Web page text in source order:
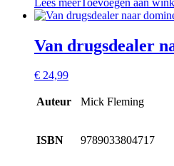
Van drugsdealer
€ 24,99
Auteur Mick Fleming
ISBN 9789033804717